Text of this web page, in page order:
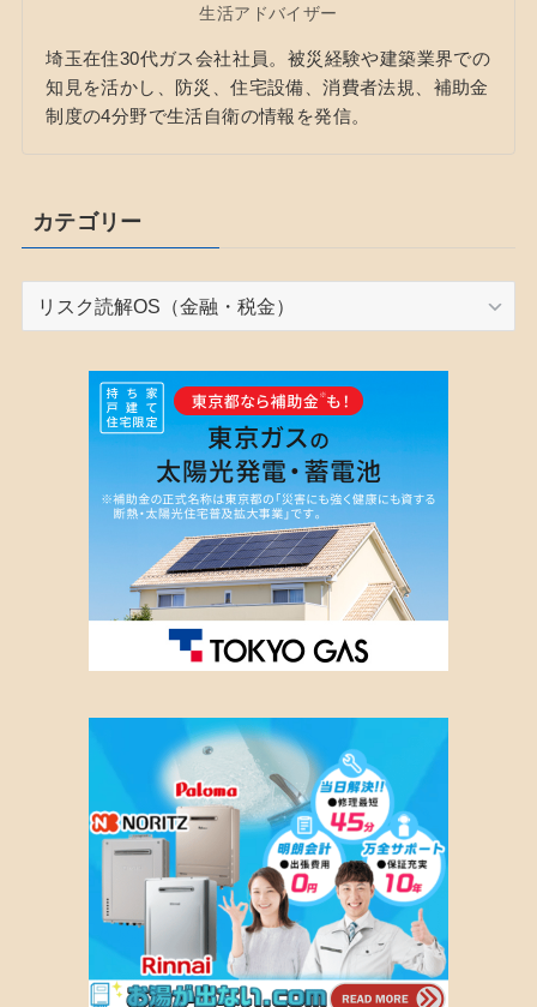
生活アドバイザー
埼玉在住30代ガス会社社員。被災経験や建築業界での
知見を活かし、防災、住宅設備、消費者法規、補助金
制度の4分野で生活自衛の情報を発信。
カテゴリー